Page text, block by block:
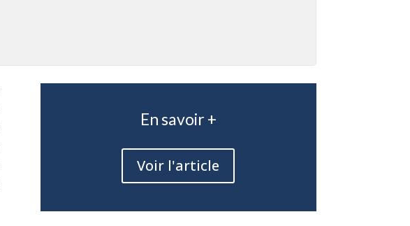
En savoir +
Voir l'article